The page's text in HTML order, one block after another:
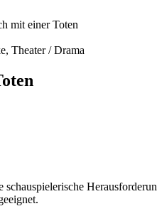
mit einer Toten
Theater / Drama
schauspielerische